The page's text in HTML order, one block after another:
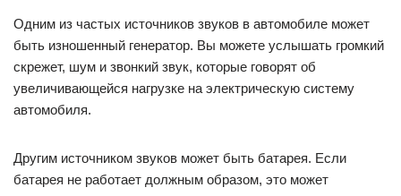
Одним из частых источников звуков в автомобиле может
быть изношенный генератор. Вы можете услышать громкий
скрежет, шум и звонкий звук, которые говорят об
увеличивающейся нагрузке на электрическую систему
автомобиля.
Другим источником звуков может быть батарея. Если
батарея не работает должным образом, это может